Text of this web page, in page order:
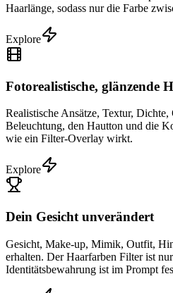
Haarlänge, sodass nur die Farbe
Explore
Fotorealistische, glänzende
Realistische Ansätze, Textur, Dichte,
Beleuchtung, den Hautton und die
wie ein Filter-Overlay wirkt.
Explore
Dein Gesicht unverändert
Gesicht, Make-up, Mimik, Outfit,
erhalten. Der Haarfarben Filter ist
Identitätsbewahrung ist im Prompt